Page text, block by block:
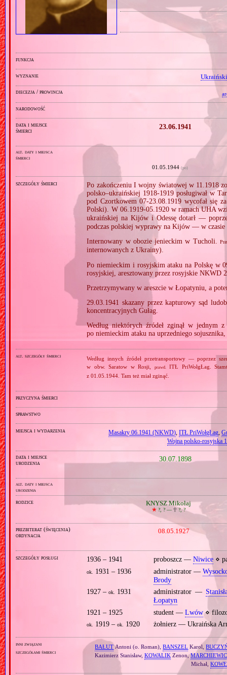
funkcja
wyznanie
diecezja / prowincja
narodowość
data i miejsce
śmierci
23.06.1941
alt. daty i miejsca
śmierci
01.05.1944(po)
szczegóły śmierci
Po zakończeniu I wojny światowej w 11.1918
polsko–ukraińskiej 1918‐1919 posługiwał w
pod Czortkowem 07‐23.08.1919 wycofał się
Polski). W 06.1919‐05.1920 w ramach UHA
ukraińskiej na Kijów i Odessę dotarł —
podczas polskiej wyprawy na Kijów — w
Internowany w obozie jenieckim w Tucholi.
internowanych z Ukrainy).
Po niemieckim i rosyjskim ataku na Polskę w
rosyjskiej, aresztowany przez rosyjskie NKWD
Przetrzymywany w areszcie w Łopatyniu, a
29.03.1941 skazany przez kapturowy sąd
koncentracyjnych Gułag.
Według niektórych źródeł zginął w
po niemieckim ataku na uprzedniego sojusznika,
alt. szczegóły śmierci
Według innych źródeł przetransportowy — poprzez
w obw. Saratow w Rosji,
prawd.
ITŁ PriWołgŁag.
z 01.05.1944. Tam też miał zginąć.
przyczyna śmierci
sprawstwo
miejsca i wydarzenia Masakry 06.1941 (NKWD),ITŁ PriWołgŁag,
Wojna polsko‐rosyjska
data i miejsce
urodzenia
30.07.1898
alt. daty i miejsca
urodzenia
rodzice KNYSZ Mikołaj
🞲 ?, ? — 🕆?, ?
prezbiterat (święcenia)
ordynacja
08.05.1927
szczegóły posługi 1936 – 1941 proboszcz — Niwice⋄
ok. 1931 – 1936 administrator —
Brody
1927 –ok. 1931 administrator —
Łopatyn
1921 – 1925
student — Lwów⋄
ok. 1919 –ok. 1920 żołnierz — Ukraińska
inni związani
szczegółami śmierci
BAŁUTAntoni (o. Roman),BANSZEL Karol,
Kazimierz Stanisław, KOWALIKZenon,
Michał,